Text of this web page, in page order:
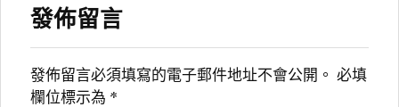
發佈留言
發佈留言必須填寫的電子郵件地址不會公開。 必填
欄位標示為 *